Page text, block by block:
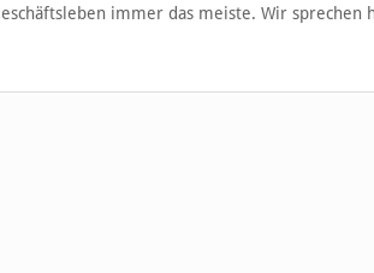
immer das meiste. Wir sprechen